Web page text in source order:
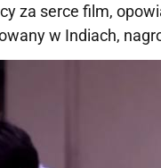
za serce film,
w Indiach,